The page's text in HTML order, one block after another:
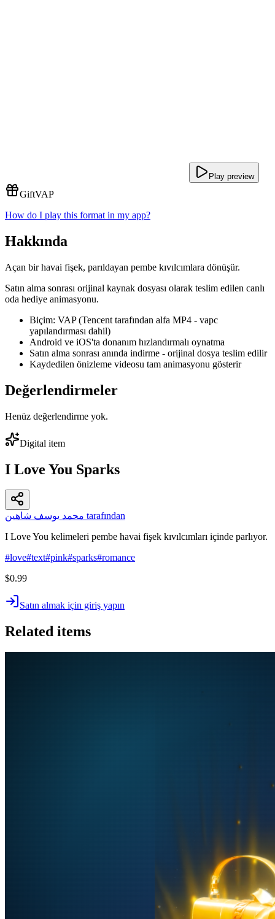
Play preview
GiftVAP
How do I play this format in my app?
Hakkında
Açan bir havai fişek, parıldayan pembe kıvılcımlara dönüşür.
Satın alma sonrası orijinal kaynak dosyası olarak teslim edilen canlı
oda hediye animasyonu.
Biçim: VAP (Tencent tarafından alfa MP4 - vapc
yapılandırması dahil)
Android ve iOS'ta donanım hızlandırmalı oynatma
Satın alma sonrası anında indirme - orijinal dosya teslim edilir
Kaydedilen önizleme videosu tam animasyonu gösterir
Değerlendirmeler
Henüz değerlendirme yok.
Digital item
I Love You Sparks
محمد يوسف شاهين tarafından
I Love You kelimeleri pembe havai fişek kıvılcımları içinde parlıyor.
#love#text#pink#sparks#romance
$0.99
Satın almak için giriş yapın
Related items